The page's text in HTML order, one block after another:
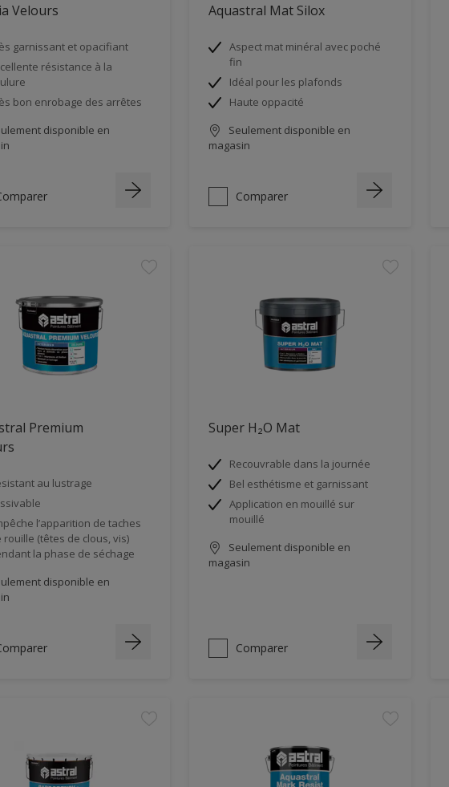
Velours
garnissant et opacifiant
résistance à la
bon enrobage des arrêtes
disponible en
Aquastral Mat Silox
Aspect mat minéral avec poché
fin
Idéal pour les plafonds
Haute oppacité
Seulement disponible en
magasin
Comparer
Premium
au lustrage
l’apparition de taches
rouille (têtes de clous, vis)
la phase de séchage
disponible en
Super H₂O Mat
Recouvrable dans la journée
Bel esthétisme et garnissant
Application en mouillé sur
mouillé
Seulement disponible en
magasin
Comparer